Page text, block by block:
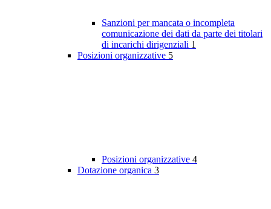
Sanzioni per mancata o incompleta
comunicazione dei dati da parte dei titolari
di incarichi dirigenziali 1
Posizioni organizzative 5
Posizioni organizzative 4
Dotazione organica 3